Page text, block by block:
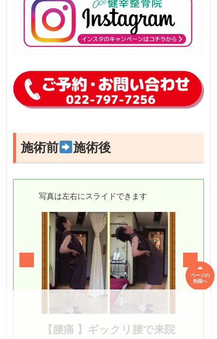
施術前 施術後
写真は左右にスライドできます
【腰痛 】ギックリ腰で来院
ページの
先頭へ